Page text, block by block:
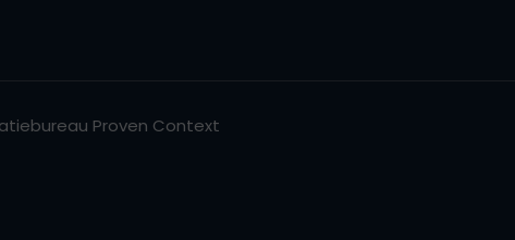
Proven Context